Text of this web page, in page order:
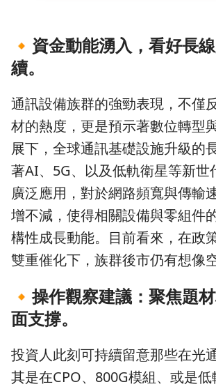
🔸 資金動能湧入，看好長
續。
通訊設備族群的強勁表現，不僅
材的熱度，更是預示著數位轉型
展下，全球通訊基礎設施升級的
著AI、5G、以及低軌衛星等新世
廣泛應用，對於網路頻寬與傳輸
增不減，使得相關設備與零組件
構性成長動能。目前看來，在政
雙重催化下，族群後市仍有想像空
🔸 操作觀察建議：聚焦題
面支撐。
投資人此刻可持續留意那些在光
其是在CPO、800G模組、或是